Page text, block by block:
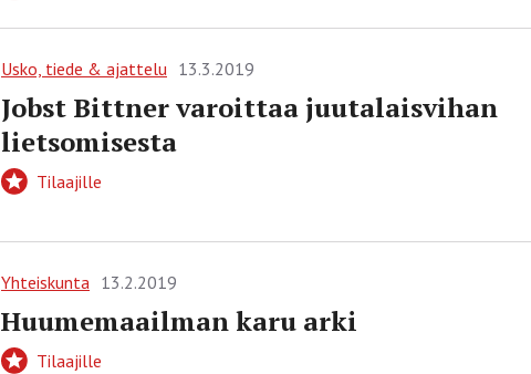
Usko, tiede & ajattelu 13.3.2019
Jobst Bittner varoittaa juutalaisvihan
lietsomisesta
Tilaajille
Yhteiskunta 13.2.2019
Huumemaailman karu arki
Tilaajille